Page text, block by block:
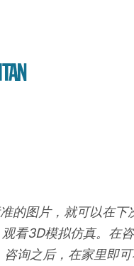
的图片，就可以在下
看3D模拟仿真。在
询之后，在家里即